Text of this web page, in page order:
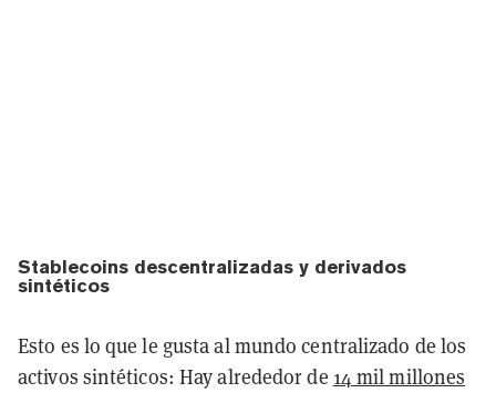
Stablecoins descentralizadas y derivados
sintéticos
Esto es lo que le gusta al mundo centralizado de los
activos sintéticos: Hay alrededor de 14 mil millones